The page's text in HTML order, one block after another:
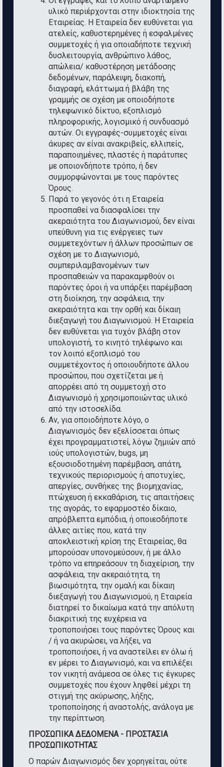
υλικό περιέρχονται στην ιδιοκτησία της
Εταιρείας. Η Εταιρεία δεν ευθύνεται για
ατελείς, καθυστερημένες ή εσφαλμένες
συμμετοχές ή για οποιαδήποτε τεχνική
δυσλειτουργία, ανθρώπινο λάθος,
απώλεια/ καθυστέρηση μετάδοσης
δεδομένων, παράλειψη, διακοπή,
διαγραφή, ελάττωμα ή βλάβη της
γραμμής σε σχέση με οποιοδήποτε
τηλεφωνικό δίκτυο, εξοπλισμό
πληροφορικής, λογισμικό ή συνδυασμό
αυτών. Οι εγγραφές-συμμετοχές είναι
άκυρες αν είναι ανακριβείς, ελλιπείς,
παραποιημένες, πλαστές ή παράτυπες
με οποιονδήποτε τρόπο, ή δεν
συμμορφώνονται με τους παρόντες
Όρους.
Παρά το γεγονός ότι η Εταιρεία
προσπαθεί να διασφαλίσει την
ακεραιότητα του Διαγωνισμού, δεν είναι
υπεύθυνη για τις ενέργειες των
συμμετεχόντων ή άλλων προσώπων σε
σχέση με το Διαγωνισμό,
συμπεριλαμβανομένων των
προσπαθειών να παρακαμφθούν οι
παρόντες όροι ή να υπάρξει παρέμβαση
στη διοίκηση, την ασφάλεια, την
ακεραιότητα και την ορθή και δίκαιη
διεξαγωγή του Διαγωνισμού. Η Εταιρεία
δεν ευθύνεται για τυχόν βλάβη στον
υπολογιστή, το κινητό τηλέφωνο και
τον λοιπό εξοπλισμό του
συμμετέχοντος ή οποιουδήποτε άλλου
προσώπου, που σχετίζεται με ή
απορρέει από τη συμμετοχή στο
Διαγωνισμό ή χρησιμοποιώντας υλικό
από την ιστοσελίδα.
Αν, για οποιοδήποτε λόγο, ο
Διαγωνισμός δεν εξελίσσεται όπως
έχει προγραμματιστεί, λόγω ζημιών από
ιούς υπολογιστών, bugs, μη
εξουσιοδοτημένη παρέμβαση, απάτη,
τεχνικούς περιορισμούς ή αποτυχίες,
απεργίες, συνθήκες της βιομηχανίας,
πτώχευση ή εκκαθάριση, τις απαιτήσεις
της αγοράς, το εφαρμοστέο δίκαιο,
απρόβλεπτα εμπόδια, ή οποιεσδήποτε
άλλες αιτίες που, κατά την
αποκλειστική κρίση της Εταιρείας, θα
μπορούσαν υπονομεύσουν, ή με άλλο
τρόπο να επηρεάσουν τη διαχείριση, την
ασφάλεια, την ακεραιότητα, τη
βιωσιμότητα, την ομαλή και δίκαιη
διεξαγωγή του Διαγωνισμού, η Εταιρεία
διατηρεί το δικαίωμα κατά την απόλυτη
διακριτική της ευχέρεια να
τροποποιήσει τους παρόντες Όρους και
/ ή να ακυρώσει, να λήξει, να
τροποποιήσει, ή να αναστείλει εν όλω ή
εν μέρει το Διαγωνισμό, και να επιλέξει
τον νικητή ανάμεσα σε όλες τις έγκυρες
συμμετοχές που έχουν ληφθεί μέχρι τη
στιγμή της ακύρωσης, λήξης,
τροποποίησης ή αναστολής, ανάλογα με
την περίπτωση.
ΠΡΟΣΩΠΙΚΑ ΔΕΔΟΜΕΝΑ - ΠΡΟΣΤΑΣΙΑ
ΠΡΟΣΩΠΙΚΟΤΗΤΑΣ
Ο παρών Διαγωνισμός δεν χορηγείται, ούτε